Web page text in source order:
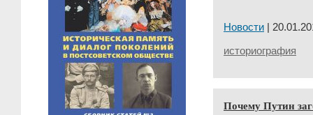
Новости |
историография
Почему Путин